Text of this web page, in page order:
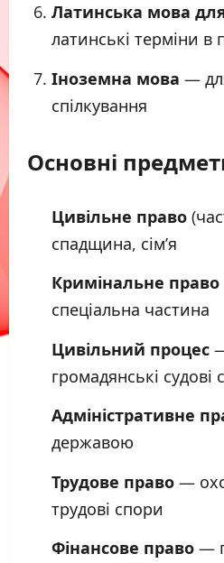
Латинська мова
латинські терміни в
Іноземна мова —
спілкування
Основні
Цивільне право
спадщина, сім’я
Кримінальне право
спеціальна частина
Цивільний процес
громадянські судові
Адміністративне
державою
Трудове право —
трудові спори
Фінансове право —